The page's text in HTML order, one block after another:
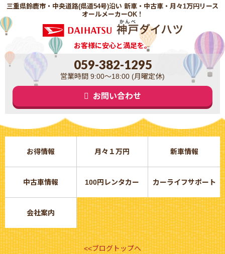
三重県鈴鹿市・中央道路(県道54号)沿い 新車・中古車・月々1万円リース
オールメーカーOK！
お客様に安心と満足を。
059-382-1295
営業時間 9:00～18:00 (月曜定休)
お問い合わせ
お得情報 月々１万円 新車情報
中古車情報 100円レンタカー カーライフサポート
会社案内
<<ブログトップへ